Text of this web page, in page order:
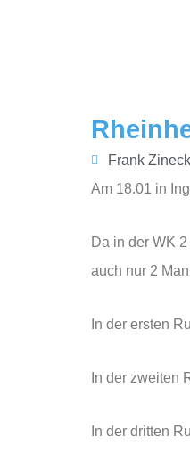
Frank
Am 18.01 in
Da in der WK
auch nur 2
In der ersten
In der zweiten
In der dritten